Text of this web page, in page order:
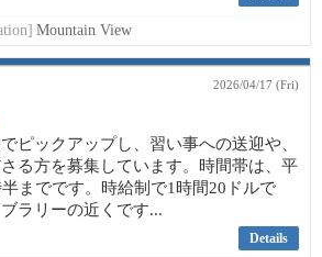
Mountain View
2026/04/17 (Fri)
ピックアップし、習い事への送迎や、
る方を募集しています。時間帯は、平
までです。時給制で1時間20ドルで
ラリーの近くです...
Details